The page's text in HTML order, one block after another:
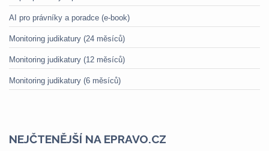
AI pro právníky a poradce (e-book)
Monitoring judikatury (24 měsíců)
Monitoring judikatury (12 měsíců)
Monitoring judikatury (6 měsíců)
NEJČTENĚJŠÍ NA EPRAVO.CZ